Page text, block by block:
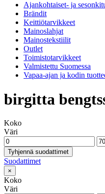
Ajankohtaiset- ja
Brändit
Keittiötarvikkeet
Mainoslahjat
Mainostekstiilit
Outlet
Toimistotarvikkeet
Valmistettu Suomessa
Vapaa-ajan ja kodin
birgitta
Koko
Väri
Tyhjennä suodattimet
Suodattimet
×
Koko
Väri